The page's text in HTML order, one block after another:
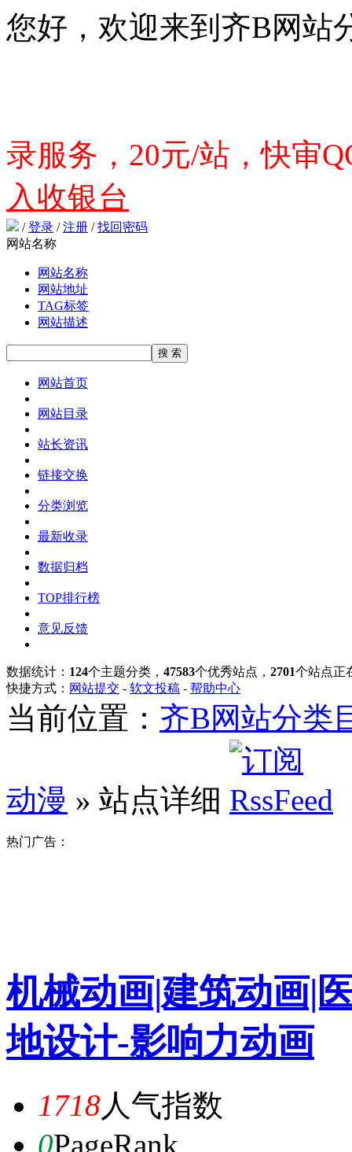
您好，欢迎来到齐B网站
录服务，20元/站，快审
入收银台
/登录 /注册 /找回密码
网站名称
网站名称
网站地址
TAG标签
网站描述
网站首页
网站目录
站长资讯
链接交换
分类浏览
最新收录
数据归档
TOP排行榜
意见反馈
数据统计： 124个主题分类， 47583个优秀站点， 2701个站点正
快捷方式： 网站提交 - 软文投稿 - 帮助中心
当前位置： 齐B网站分类
动漫 » 站点详细
热门广告：
机械动画|建筑动画|
地设计-影响力动画
1718人气指数
0PageRank